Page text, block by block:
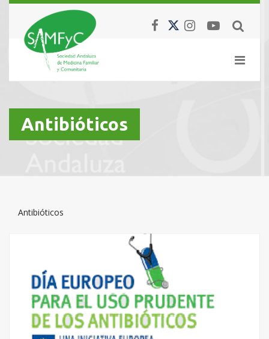
Antibióticos
Antibióticos